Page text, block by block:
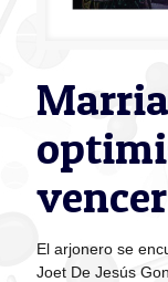
El arjonero se
Joet De Jesús